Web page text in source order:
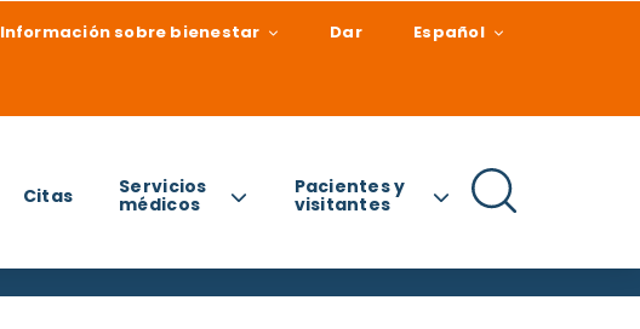
Información sobre bienestar Dar Español
Citas Servicios
médicos
Pacientes y
visitantes